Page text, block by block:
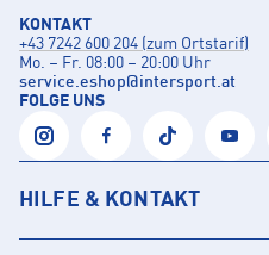
KONTAKT
+43 7242 600 204 (zum Ortstarif)
Mo. – Fr. 08:00 – 20:00 Uhr
service.eshop@intersport.at
FOLGE UNS
HILFE & KONTAKT